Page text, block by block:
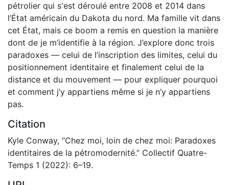
pétrolier qui s'est déroulé entre 2008 et 2014 dans
l’État américain du Dakota du nord. Ma famille vit dans
cet État, mais ce boom a remis en question la manière
dont de je m’identifie à la région. J’explore donc trois
paradoxes — celui de l’inscription des limites, celui du
positionnement identitaire et finalement celui de la
distance et du mouvement — pour expliquer pourquoi
et comment j’y appartiens même si je n’y appartiens
pas.
Citation
Kyle Conway, “Chez moi, loin de chez moi: Paradoxes
identitaires de la pétromodernité.” Collectif Quatre-
Temps 1 (2022): 6–19.